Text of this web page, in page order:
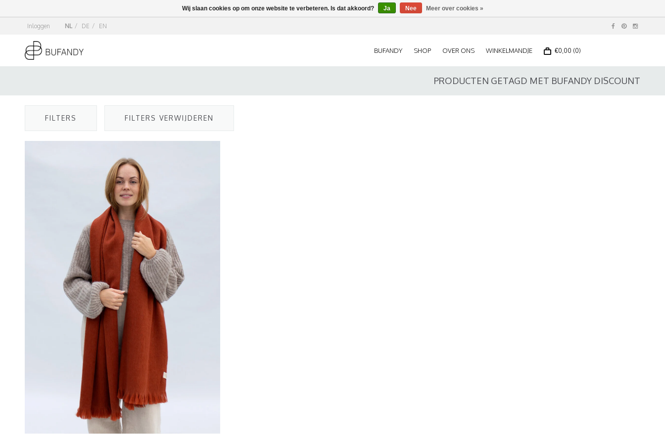
Inloggen NL / DE / EN
BUFANDY SHOP OVER ONS WINKELMANDJE €0,00 (0)
PRODUCTEN GETAGD MET BUFANDY DISCOUNT
FILTERS FILTERS VERWIJDEREN
Wij slaan cookies op om onze website te verbeteren. Is dat akkoord? Ja Nee Meer over cookies »